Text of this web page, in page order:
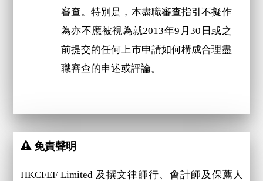
審查。特別是，本盡職審查指引不擬作
為亦不應被視為就2013年9月30日或之
前提交的任何上市申請如何構成合理盡
職審查的申述或評論。
免責聲明
HKCFEF Limited 及撰文律師行、會計師及保薦人